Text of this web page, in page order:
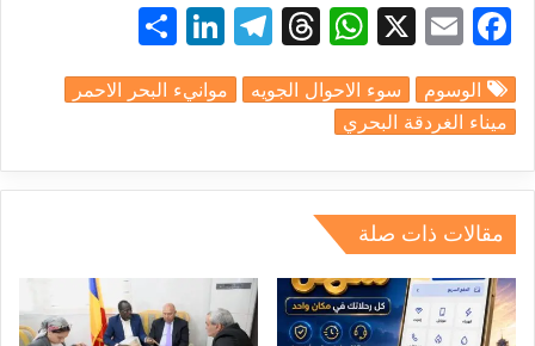
F
c
e
b
o
o
k
E
ai
l
X
W
at
A
p
T
e
d
T
e
a
Li
k
dI
ar
الوسوم سوء الاحوال الجويه
موانيء البحر الاحمر
ميناء الغردقة البحري
مقالات ذات صلة